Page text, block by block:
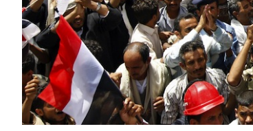
NEWSLETTER
I MIEI PREFERITI